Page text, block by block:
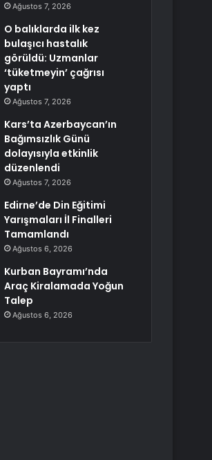
Ağustos 7, 2026
O balıklarda ilk kez
bulaşıcı hastalık
görüldü: Uzmanlar
‘tüketmeyin’ çağrısı
yaptı
Ağustos 7, 2026
Kars’ta Azerbaycan’ın
Bağımsızlık Günü
dolayısıyla etkinlik
düzenlendi
Ağustos 7, 2026
Edirne’de Din Eğitimi
Yarışmaları İl Finalleri
Tamamlandı
Ağustos 6, 2026
Kurban Bayramı’nda
Araç Kiralamada Yoğun
Talep
Ağustos 6, 2026